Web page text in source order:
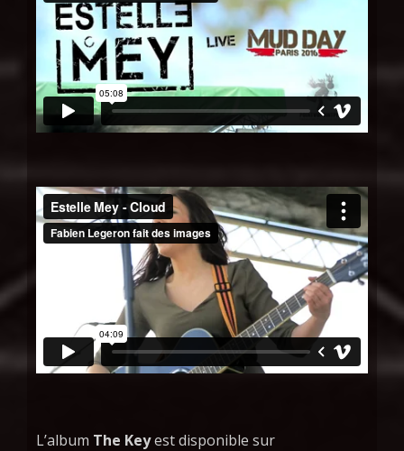
L’album The Keyest disponible sur